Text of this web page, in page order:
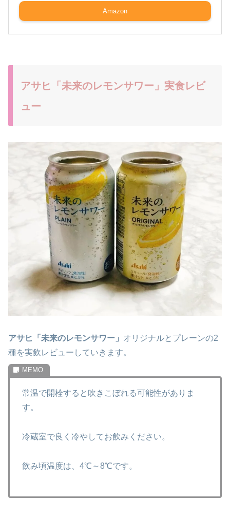
Amazon
アサヒ「未来のレモンサワー」実食レビ
ュー
アサヒ「未来のレモンサワー」 オリジナルとプレーンの2
種を実飲レビューしていきます。
常温で開栓すると吹きこぼれる可能性がありま
す。
冷蔵室で良く冷やしてお飲みください。
飲み頃温度は、4℃～8℃です。